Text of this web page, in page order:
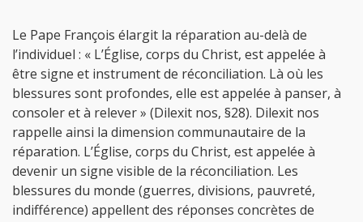
Le Pape François élargit la réparation au-delà de
l’individuel : « L’Église, corps du Christ, est appelée à
être signe et instrument de réconciliation. Là où les
blessures sont profondes, elle est appelée à panser, à
consoler et à relever » (Dilexit nos, §28). Dilexit nos
rappelle ainsi la dimension communautaire de la
réparation. L’Église, corps du Christ, est appelée à
devenir un signe visible de la réconciliation. Les
blessures du monde (guerres, divisions, pauvreté,
indifférence) appellent des réponses concrètes de